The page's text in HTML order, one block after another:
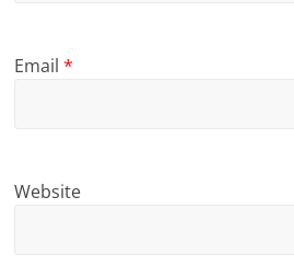
Email*
Website